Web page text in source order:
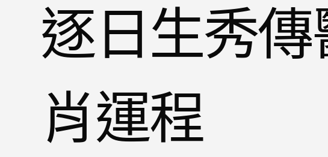
逐日生秀
肖運程